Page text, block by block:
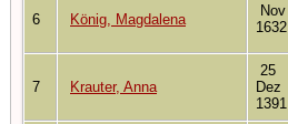
6 König, Magdalena
Nov
1632
7 Krauter, Anna
25
Dez
1391